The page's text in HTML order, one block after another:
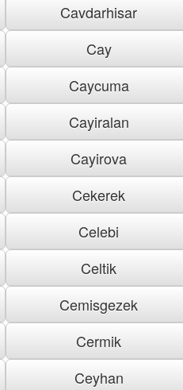
Cavdarhisar
Cay
Caycuma
Cayiralan
Cayirova
Cekerek
Celebi
Celtik
Cemisgezek
Cermik
Ceyhan